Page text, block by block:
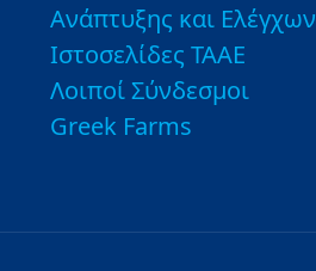
Ανάπτυξης και
Ιστοσελίδες ΤΑΑΕ
Λοιποί Σύνδεσμοι
Greek Farms